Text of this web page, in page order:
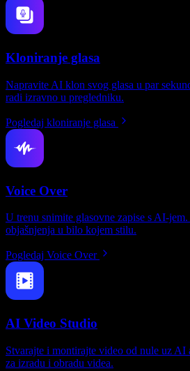
Kloniranje glasa
Napravite AI klon svog glasa u par
radi izravno u pregledniku.
Pogledaj kloniranje glasa
Voice Over
U trenu snimite glasovne zapise s AI-
objašnjenja u bilo kojem stilu.
Pogledaj Voice Over
AI Video Studio
Stvarajte i montirajte video od nule uz AI
za izradu i obradu videa.